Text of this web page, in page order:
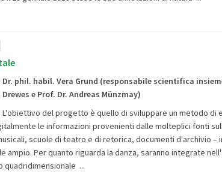
Dr. phil. habil. Vera Grund (responsabile scientifica
Drewes e Prof. Dr. Andreas Münzmay)
L'obiettivo del progetto è quello di sviluppare un metodo di
le informazioni provenienti dalle molteplici fonti
scuole di teatro e di retorica, documenti d'archivio –
ampio. Per quanto riguarda la danza, saranno integrate
quadridimensionale ...